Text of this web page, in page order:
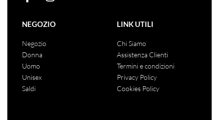
NEGOZIO
Negozio
Donna
Uomo
Unisex
Saldi
LINK UTILI
Chi Siamo
Assistenza Clienti
Termini e condizioni
Privacy Policy
Cookies Policy